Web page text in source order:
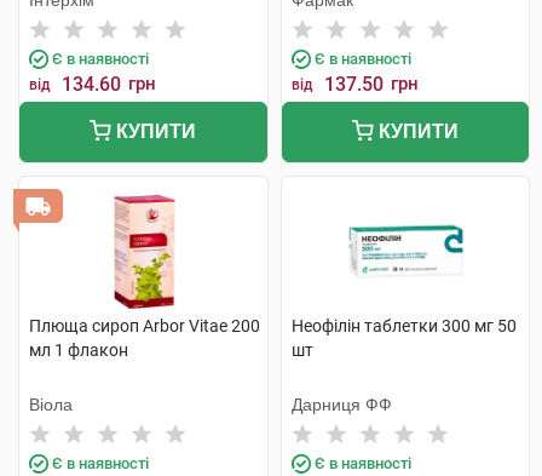
Є в наявності
від 134.60 грн
КУПИТИ
Є в наявності
від 137.50 грн
КУПИТИ
Плюща сироп Arbor Vitae 200
мл 1 флакон
Віола
Є в наявності
Неофілін таблетки 300 мг 50
шт
Дарниця ФФ
Є в наявності